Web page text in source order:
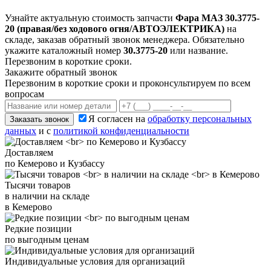
Узнайте актуальную стоимость запчасти Фара МАЗ 30.3775-
20 (правая/без ходового огня/АВТОЭЛЕКТРИКА) на
складе, заказав обратный звонок менеджера. Обязательно
укажите каталожный номер 30.3775-20 или название.
Перезвоним в короткие сроки.
Закажите обратный звонок
Перезвоним в короткие сроки и проконсультируем по всем
вопросам
Заказать звонок Я согласен на обработку персональных
данных и с политикой конфиденциальности
Доставляем
по Кемерово и Кузбассу
Тысячи товаров
в наличии на складе
в Кемерово
Редкие позиции
по выгодным ценам
Индивидуальные условия для организаций